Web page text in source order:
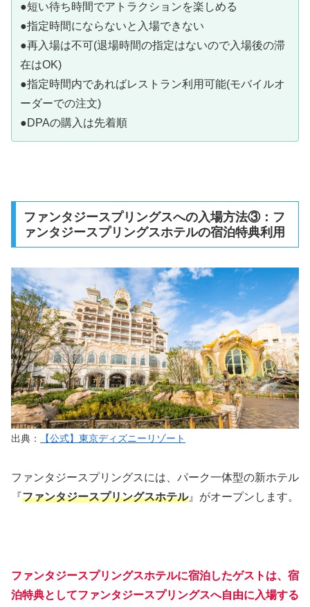
●短い待ち時間でアトラクションを楽しめる
●指定時間にならないと入場できない
●再入場は不可(退場時間の指定はないので入場後の滞
在はOK)
●指定時間内であればレストラン利用可能(モバイルオ
ーダーでの注文)
●DPAの購入は先着順
ファンタジースプリングスへの入場方法③：フ
ァンタジースプリングスホテルの宿泊特典利用
出典： 【公式】東京ディズニーリゾート
ファンタジースプリングスには、パーク一体型の新ホテル
『ファンタジースプリングスホテル』がオープンします。
ファンタジースプリングスホテルに宿泊したゲストは、宿
泊特典としてファンタジースプリングスへ自由に入場する